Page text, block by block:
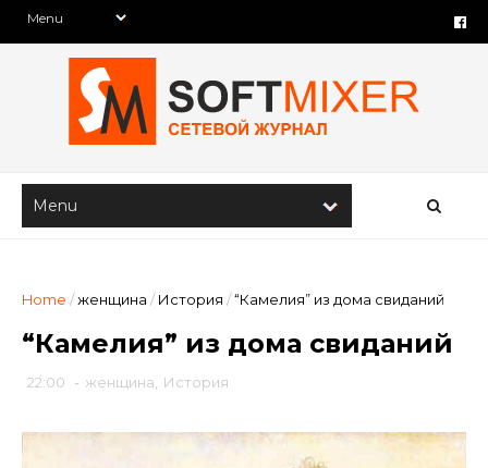
Home /женщина / История /“Камелия” из дома свиданий
“Камелия” из дома свиданий
22:00 - женщина История